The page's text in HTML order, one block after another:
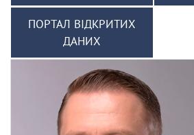
ПОРТАЛ ВІДКРИТИХ
ДАНИХ